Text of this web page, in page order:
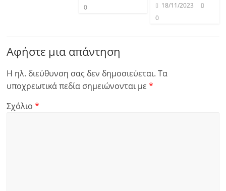
0
18/11/2023
0
Αφήστε μια απάντηση
Η ηλ. διεύθυνση σας δεν δημοσιεύεται. Τα
υποχρεωτικά πεδία σημειώνονται με*
Σχόλιο*